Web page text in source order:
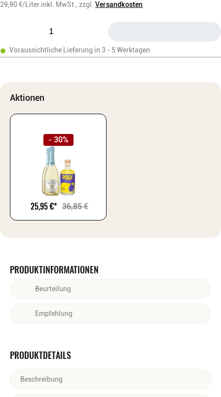
29,90 €/Liter inkl. MwSt., zzgl. Versandkosten
Voraussichtliche Lieferung in 3 - 5 Werktagen
Aktionen
- 30%
25,95€* 36,85€
PRODUKTINFORMATIONEN
Beurteilung
durch zarte Pflaumennoten.
Empfehlung
PRODUKTDETAILS
Beschreibung